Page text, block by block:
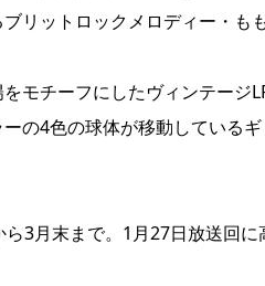
リットロックメロディー・も
モチーフにしたヴィンテージ
の4色の球体が移動している
3月末まで。1月27日放送回